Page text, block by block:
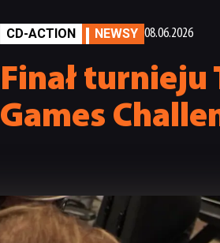
CD-ACTION NEWSY 08.06.2026
Finał turnieju
Games